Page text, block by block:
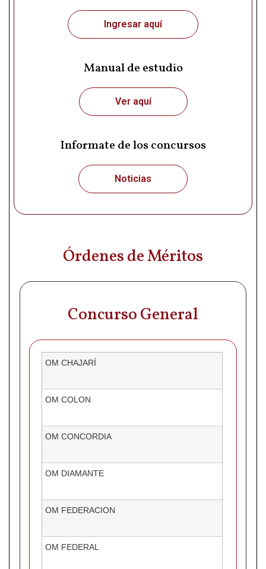
Ingresar aquí
Manual de estudio
Ver aquí
Informate de los concursos
Noticias
Órdenes de Méritos
Concurso General
OM CHAJARÍ
OM COLON
OM CONCORDIA
OM DIAMANTE
OM FEDERACION
OM FEDERAL